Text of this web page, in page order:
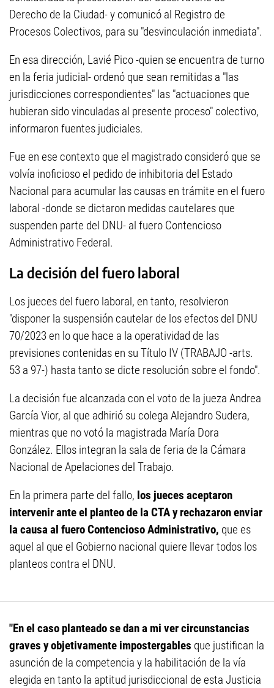
Derecho de la Ciudad- y comunicó al Registro de
Procesos Colectivos, para su "desvinculación inmediata".
En esa dirección, Lavié Pico -quien se encuentra de turno
en la feria judicial- ordenó que sean remitidas a "las
jurisdicciones correspondientes" las "actuaciones que
hubieran sido vinculadas al presente proceso" colectivo,
informaron fuentes judiciales.
Fue en ese contexto que el magistrado consideró que se
volvía inoficioso el pedido de inhibitoria del Estado
Nacional para acumular las causas en trámite en el fuero
laboral -donde se dictaron medidas cautelares que
suspenden parte del DNU- al fuero Contencioso
Administrativo Federal.
La decisión del fuero laboral
Los jueces del fuero laboral, en tanto, resolvieron
"disponer la suspensión cautelar de los efectos del DNU
70/2023 en lo que hace a la operatividad de las
previsiones contenidas en su Título IV (TRABAJO -arts.
53 a 97-) hasta tanto se dicte resolución sobre el fondo".
La decisión fue alcanzada con el voto de la jueza Andrea
García Vior, al que adhirió su colega Alejandro Sudera,
mientras que no votó la magistrada María Dora
González. Ellos integran la sala de feria de la Cámara
Nacional de Apelaciones del Trabajo.
En la primera parte del fallo, los jueces aceptaron
intervenir ante el planteo de la CTA y rechazaron enviar
la causa al fuero Contencioso Administrativo, que es
aquel al que el Gobierno nacional quiere llevar todos los
planteos contra el DNU.
"En el caso planteado se dan a mi ver circunstancias
graves y objetivamente impostergables que justifican la
asunción de la competencia y la habilitación de la vía
elegida en tanto la aptitud jurisdiccional de esta Justicia